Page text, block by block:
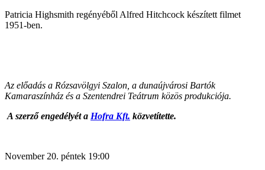
Patricia Highsmith regényéből Alfred Hitchcock készített filmet
1951-ben.
Az előadás a Rózsavölgyi Szalon, a dunaújvárosi Bartók
Kamaraszínház és a Szentendrei Teátrum közös produkciója.
A szerző engedélyét a Hofra Kft. közvetítette.
November 20. péntek 19:00